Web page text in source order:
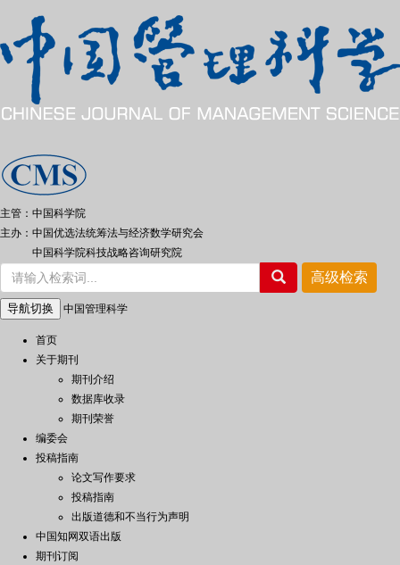
主管：中国科学院
主办：中国优选法统筹法与经济数学研究会
中国科学院科技战略咨询研究院
导航切换 中国管理科学
首页
关于期刊
期刊介绍
数据库收录
期刊荣誉
编委会
投稿指南
论文写作要求
投稿指南
出版道德和不当行为声明
中国知网双语出版
期刊订阅